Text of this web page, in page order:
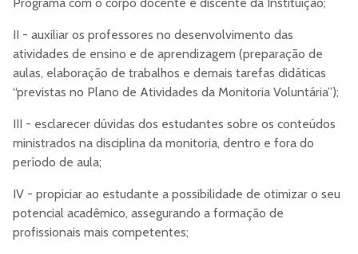
II - auxiliar os professores no desenvolvimento das
atividades de ensino e de aprendizagem (preparação de
aulas, elaboração de trabalhos e demais tarefas didáticas
“previstas no Plano de Atividades da Monitoria Voluntária”);
III - esclarecer dúvidas dos estudantes sobre os conteúdos
ministrados na disciplina da monitoria, dentro e fora do
período de aula;
IV - propiciar ao estudante a possibilidade de otimizar o seu
potencial acadêmico, assegurando a formação de
profissionais mais competentes;